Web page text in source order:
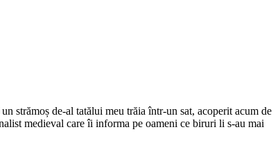
strămoș de-al tatălui meu trăia într-un sat, acoperit acum de
medieval care îi informa pe oameni ce biruri li s-au mai